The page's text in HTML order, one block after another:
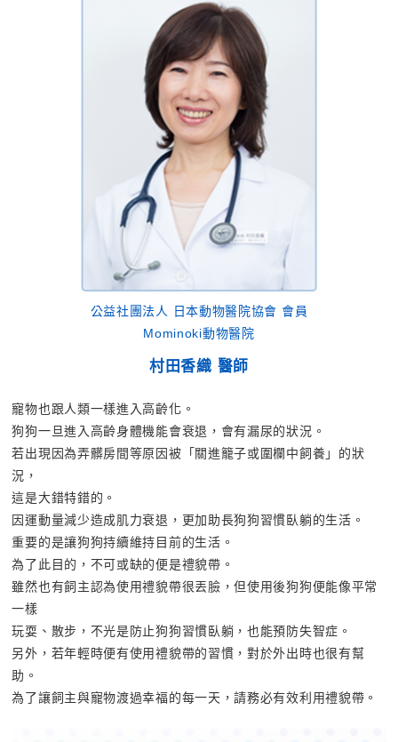
公益社團法人 日本動物醫院協會 會員
Mominoki動物醫院
村田香織 醫師
寵物也跟人類一樣進入高齡化。
狗狗一旦進入高齡身體機能會衰退，會有漏尿的狀況。
若出現因為弄髒房間等原因被「關進籠子或圍欄中飼養」的狀
況，
這是大錯特錯的。
因運動量減少造成肌力衰退，更加助長狗狗習慣臥躺的生活。
重要的是讓狗狗持續維持目前的生活。
為了此目的，不可或缺的便是禮貌帶。
雖然也有飼主認為使用禮貌帶很丟臉，但使用後狗狗便能像平常
一樣
玩耍、散步，不光是防止狗狗習慣臥躺，也能預防失智症。
另外，若年輕時便有使用禮貌帶的習慣，對於外出時也很有幫
助。
為了讓飼主與寵物渡過幸福的每一天，請務必有效利用禮貌帶。